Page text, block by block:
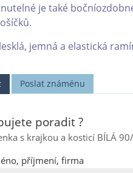
je také
jemná a elastická
Poslat známénu
poradit ?
s krajkou a kosticí BÍLÁ
příjmení, firma